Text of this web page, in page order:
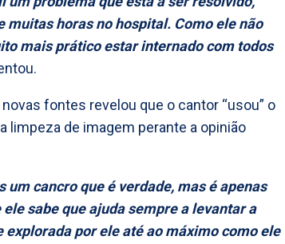
muitas horas no hospital. Como ele não
mais prático estar internado com todos
fontes revelou que o cantor “usou” o
limpeza de imagem perante a opinião
um cancro que é verdade, mas é apenas
sabe que ajuda sempre a levantar a
explorada por ele até ao máximo como ele